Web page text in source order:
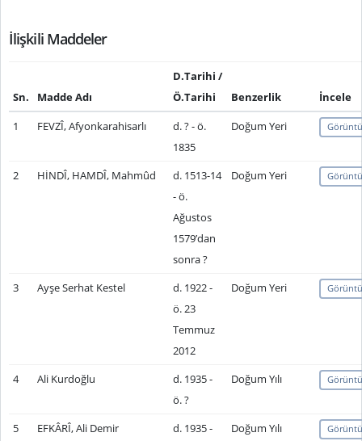
İlişkili Maddeler
Sn. Madde Adı
D.Tarihi /
Ö.Tarihi
Benzerlik
İncele
1
FEVZÎ, Afyonkarahisarlı
d. ? - ö.
1835
Doğum Yeri
2 HİNDÎ, HAMDÎ, Mahmûd
d. 1513-14
- ö.
Ağustos
1579’dan
sonra ?
Doğum Yeri
3 Ayşe Serhat Kestel
d. 1922 -
ö. 23
Temmuz
2012
Doğum Yeri
4 Ali Kurdoğlu
d. 1935 -
ö. ?
Doğum Yılı
5 EFKÂRÎ, Ali Demir
d. 1935 -
Doğum Yılı